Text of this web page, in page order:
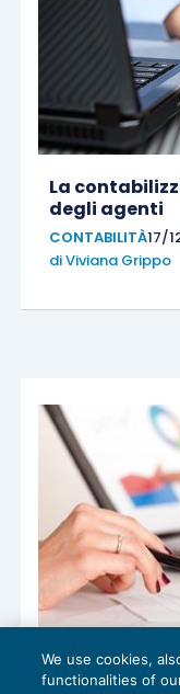
La
degli agenti
CONTABILITÀ17/
diViviana Grippo
La
We use cookies,
functionalities of